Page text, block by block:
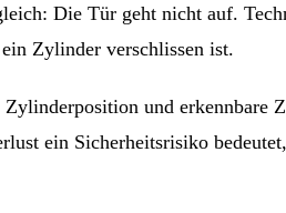
Die Tür geht nicht auf.
Zylinder verschlissen ist.
und erkennbare
ein Sicherheitsrisiko